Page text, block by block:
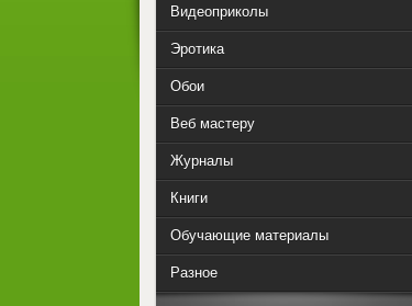
Видеоприколы
Эротика
Обои
Веб мастеру
Журналы
Книги
Обучающие материалы
Разное